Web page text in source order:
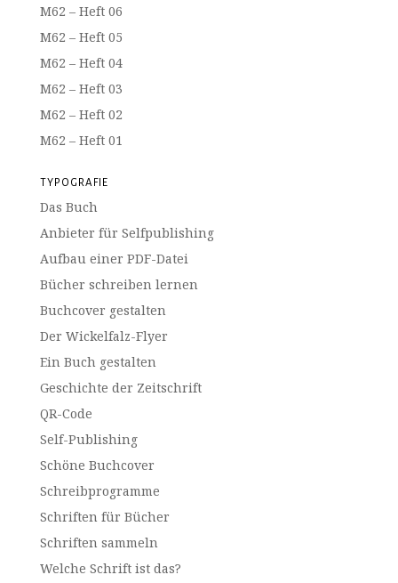
M62 – Heft 06
M62 – Heft 05
M62 – Heft 04
M62 – Heft 03
M62 – Heft 02
M62 – Heft 01
TYPOGRAFIE
Das Buch
Anbieter für Selfpublishing
Aufbau einer PDF-Datei
Bücher schreiben lernen
Buchcover gestalten
Der Wickelfalz-Flyer
Ein Buch gestalten
Geschichte der Zeitschrift
QR-Code
Self-Publishing
Schöne Buchcover
Schreibprogramme
Schriften für Bücher
Schriften sammeln
Welche Schrift ist das?